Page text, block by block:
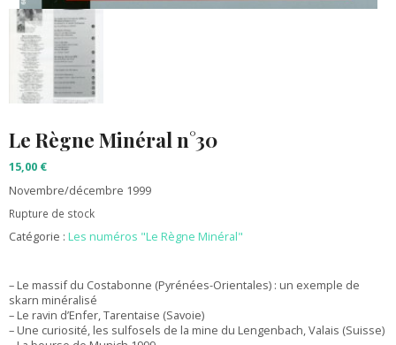
Le Règne Minéral n°30
15,00 €
Novembre/décembre 1999
Rupture de stock
Catégorie : Les numéros "Le Règne Minéral"
– Le massif du Costabonne (Pyrénées-Orientales) : un exemple de
skarn minéralisé
– Le ravin d’Enfer, Tarentaise (Savoie)
– Une curiosité, les sulfosels de la mine du Lengenbach, Valais (Suisse)